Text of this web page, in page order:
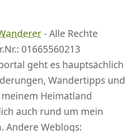
- Alle Rechte
01665560213
geht es hauptsächlich
Wandertipps und
Heimatland
auch rund um mein
Andere Weblogs: